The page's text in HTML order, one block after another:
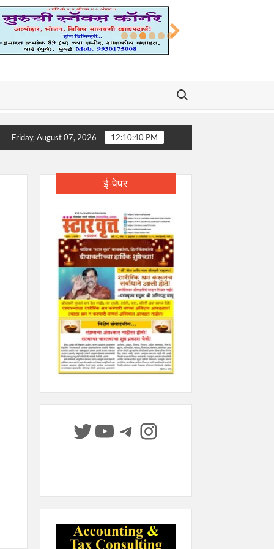
Search for:
डॉ. डी. वाय. पाटील यांचे निधन; शिक्षण, आरोग्य आणि समाजकारणातील युगपुरुष
Friday, August 07, 2026 12:10:41 PM
ई-पेपर
Twitter
YouTube
Telegram
Instagram